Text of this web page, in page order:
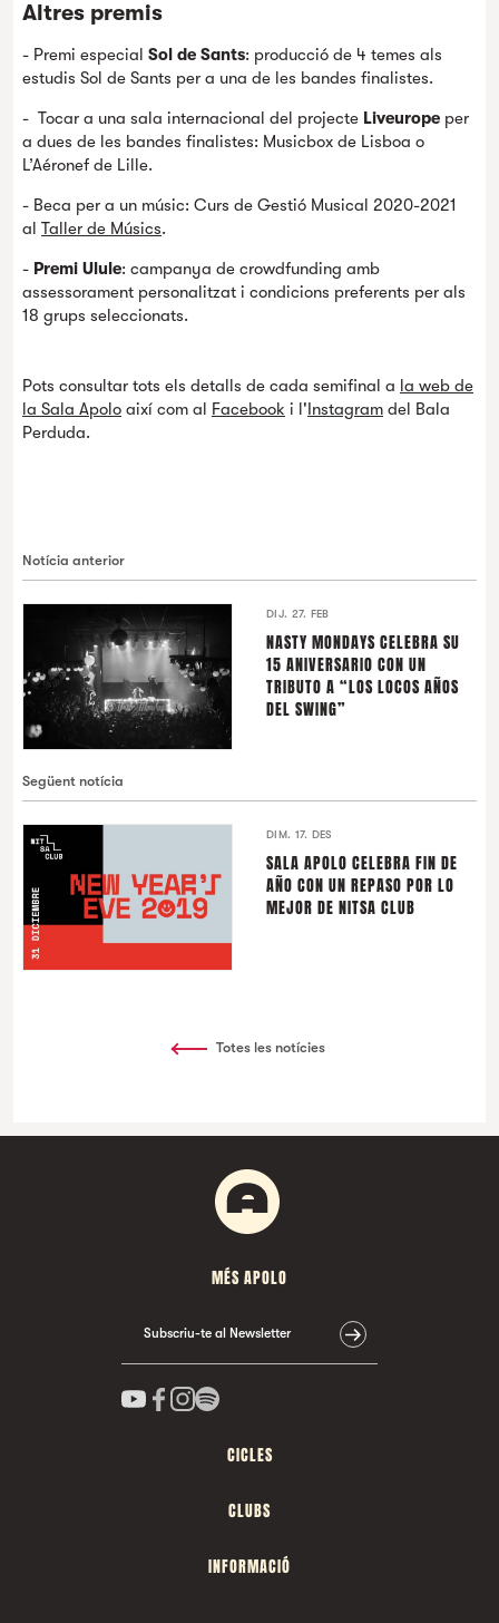
Altres premis
- Premi especial Sol de Sants: producció de 4 temes als
estudis Sol de Sants per a una de les bandes finalistes.
- Tocar a una sala internacional del projecte Liveurope per
a dues de les bandes finalistes: Musicbox de Lisboa o
L’Aéronef de Lille.
- Beca per a un músic: Curs de Gestió Musical 2020-2021
al Taller de Músics.
- Premi Ulule: campanya de crowdfunding amb
assessorament personalitzat i condicions preferents per als
18 grups seleccionats.
Pots consultar tots els detalls de cada semifinal a la web de
la Sala Apolo així com al Facebook i l'Instagram del Bala
Perduda.
Notícia anterior
DIJ. 27. FEB
NASTY MONDAYS CELEBRA SU
15 ANIVERSARIO CON UN
TRIBUTO A “LOS LOCOS AÑOS
DEL SWING”
Següent notícia
DIM. 17. DES
SALA APOLO CELEBRA FIN DE
AÑO CON UN REPASO POR LO
MEJOR DE NITSA CLUB
Totes les notícies
MÉS APOLO
Subscriu-te al Newsletter
CICLES
CLUBS
INFORMACIÓ